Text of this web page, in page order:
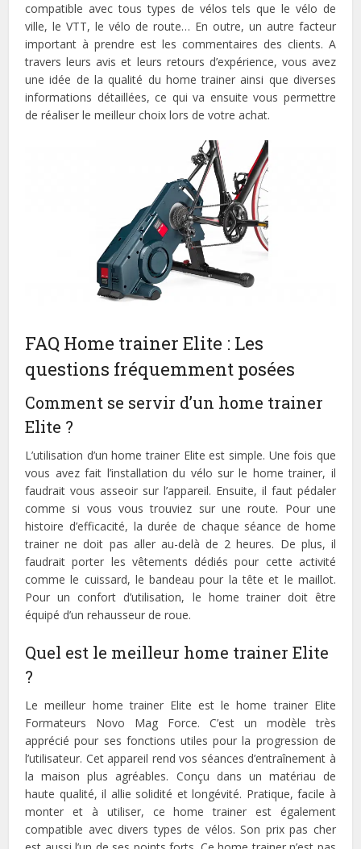
compatible avec tous types de vélos tels que le vélo de
ville, le VTT, le vélo de route… En outre, un autre facteur
important à prendre est les commentaires des clients. A
travers leurs avis et leurs retours d’expérience, vous avez
une idée de la qualité du home trainer ainsi que diverses
informations détaillées, ce qui va ensuite vous permettre
de réaliser le meilleur choix lors de votre achat.
FAQ Home trainer Elite : Les
questions fréquemment posées
Comment se servir d’un home trainer
Elite ?
L’utilisation d’un home trainer Elite est simple. Une fois que
vous avez fait l’installation du vélo sur le home trainer, il
faudrait vous asseoir sur l’appareil. Ensuite, il faut pédaler
comme si vous vous trouviez sur une route. Pour une
histoire d’efficacité, la durée de chaque séance de home
trainer ne doit pas aller au-delà de 2 heures. De plus, il
faudrait porter les vêtements dédiés pour cette activité
comme le cuissard, le bandeau pour la tête et le maillot.
Pour un confort d’utilisation, le home trainer doit être
équipé d’un rehausseur de roue.
Quel est le meilleur home trainer Elite
?
Le meilleur home trainer Elite est le home trainer Elite
Formateurs Novo Mag Force. C’est un modèle très
apprécié pour ses fonctions utiles pour la progression de
l’utilisateur. Cet appareil rend vos séances d’entraînement à
la maison plus agréables. Conçu dans un matériau de
haute qualité, il allie solidité et longévité. Pratique, facile à
monter et à utiliser, ce home trainer est également
compatible avec divers types de vélos. Son prix pas cher